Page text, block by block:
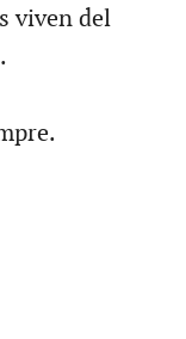
viven del